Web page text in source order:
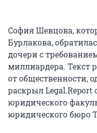
София Шевцова,
Бурлакова,
дочери с
миллиардера. Текст
от общественности,
раскрыл Legal.Report
юридического
юридического бюро